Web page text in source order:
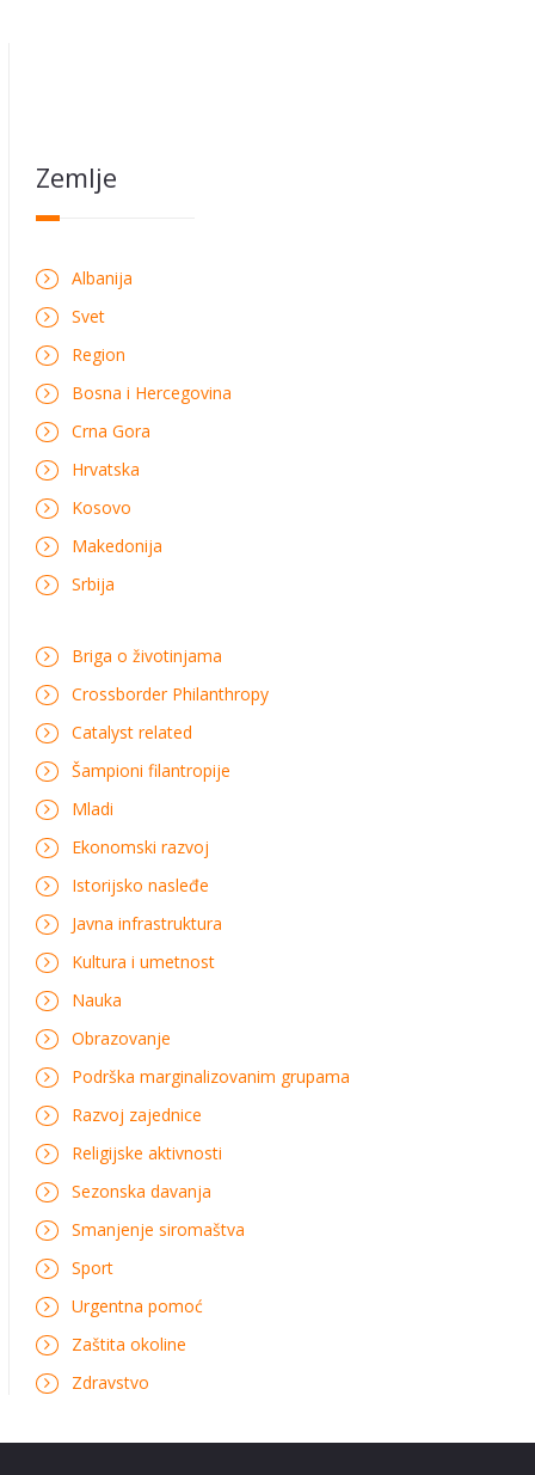
Zemlje
Albanija
Svet
Region
Bosna i Hercegovina
Crna Gora
Hrvatska
Kosovo
Makedonija
Srbija
Briga o životinjama
Crossborder Philanthropy
Catalyst related
Šampioni filantropije
Mladi
Ekonomski razvoj
Istorijsko nasleđe
Javna infrastruktura
Kultura i umetnost
Nauka
Obrazovanje
Podrška marginalizovanim grupama
Razvoj zajednice
Religijske aktivnosti
Sezonska davanja
Smanjenje siromaštva
Sport
Urgentna pomoć
Zaštita okoline
Zdravstvo